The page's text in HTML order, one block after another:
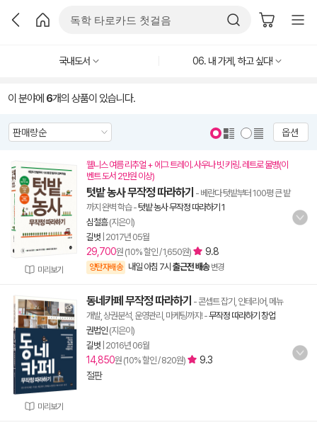
국내도서 06. 내 가게, 하고 싶다!
이 분야에 6개의 상품이 있습니다.
옵션
미리보기
웰니스 여름 리추얼 + 에그 트레이. 사우나 빗 키링. 레트로 물병(이
벤트 도서 2만원 이상)
텃밭 농사 무작정 따라하기 - 베란다 텃밭부터 100평 큰 밭
까지 완벽 학습-텃밭 농사 무작정 따라하기 1
심철흠(지은이)
길벗 2017년 05월
29,700원 (10% 할인 / 1,650원) 9.8
양탄자배송 내일 아침 7시 출근전 배송 변경
미리보기
동네카페 무작정 따라하기 - 콘셉트 잡기, 인테리어, 메뉴
개발, 상권분석, 운영관리, 마케팅까지!-무작정 따라하기 창업
권법인 (지은이)
길벗 2016년 06월
14,850원 (10% 할인 / 820원)
9.3
절판